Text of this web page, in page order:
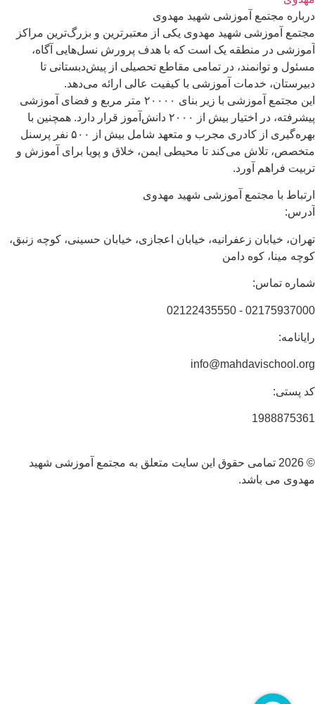
آموزشی شهید مهدوی
شهید مهدوی یکی از معتبرترین و بزرگ‌ترین مراکز
منطقه یک است که با هدف پرورش نسل‌هایی آگاه،
در تمامی مقاطع تحصیلی از پیش‌دبستانی تا
خدمات آموزشی با کیفیت عالی ارائه می‌دهد.
این مجتمع آموزشی با زیر بنای ۲۰۰۰۰ متر مربع و فضای آموزشی
پیشرفته، در اختیار بیش از ۲۰۰۰ دانش‌آموز قرار دارد. همچنین با
بهره‌گیری از کادری مجرب و متعهد شامل بیش از ۵۰۰ نفر پرسنل
می‌کند تا محیطی ایمن، خلاق و پویا برای آموزش و
آورد.
مجتمع آموزشی شهید مهدوی
زعفرانیه، خیابان اعجازی، خیابان حسینی، کوچه زنبق،
کوه دامن
© 2026 تمامی حقوق این سایت متعلق به مجتمع آموزشی شهید
باشد.